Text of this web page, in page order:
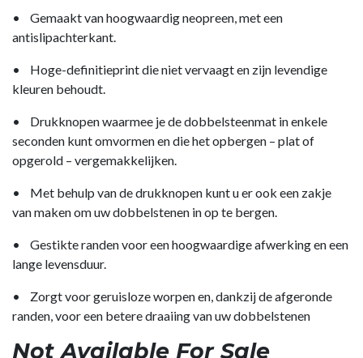
• Gemaakt van hoogwaardig neopreen, met een
antislipachterkant.
• Hoge-definitieprint die niet vervaagt en zijn levendige
kleuren behoudt.
• Drukknopen waarmee je de dobbelsteenmat in enkele
seconden kunt omvormen en die het opbergen – plat of
opgerold – vergemakkelijken.
• Met behulp van de drukknopen kunt u er ook een zakje
van maken om uw dobbelstenen in op te bergen.
• Gestikte randen voor een hoogwaardige afwerking en een
lange levensduur.
• Zorgt voor geruisloze worpen en, dankzij de afgeronde
randen, voor een betere draaiing van uw dobbelstenen
Not Available For Sale